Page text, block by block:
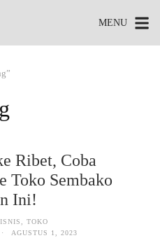
MENU
Ribet, Coba
Toko Sembako
Ini!
,TOKO
· AGUSTUS 1, 2023